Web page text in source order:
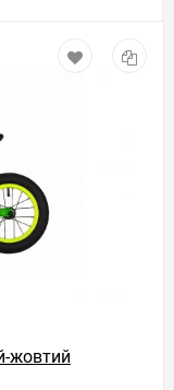
жовтий